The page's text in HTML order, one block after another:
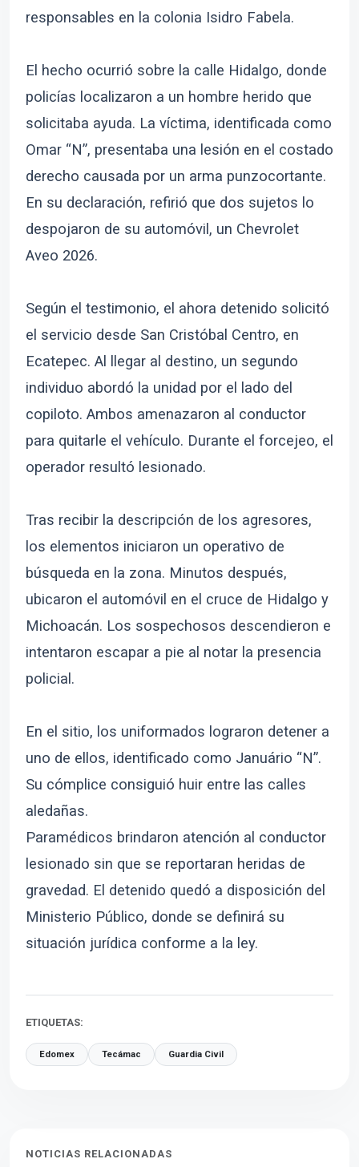
responsables en la colonia Isidro Fabela.
El hecho ocurrió sobre la calle Hidalgo, donde
policías localizaron a un hombre herido que
solicitaba ayuda. La víctima, identificada como
Omar “N”, presentaba una lesión en el costado
derecho causada por un arma punzocortante.
En su declaración, refirió que dos sujetos lo
despojaron de su automóvil, un Chevrolet
Aveo 2026.
Según el testimonio, el ahora detenido solicitó
el servicio desde San Cristóbal Centro, en
Ecatepec. Al llegar al destino, un segundo
individuo abordó la unidad por el lado del
copiloto. Ambos amenazaron al conductor
para quitarle el vehículo. Durante el forcejeo, el
operador resultó lesionado.
Tras recibir la descripción de los agresores,
los elementos iniciaron un operativo de
búsqueda en la zona. Minutos después,
ubicaron el automóvil en el cruce de Hidalgo y
Michoacán. Los sospechosos descendieron e
intentaron escapar a pie al notar la presencia
policial.
En el sitio, los uniformados lograron detener a
uno de ellos, identificado como Januário “N”.
Su cómplice consiguió huir entre las calles
aledañas.
Paramédicos brindaron atención al conductor
lesionado sin que se reportaran heridas de
gravedad. El detenido quedó a disposición del
Ministerio Público, donde se definirá su
situación jurídica conforme a la ley.
ETIQUETAS:
Edomex Tecámac Guardia Civil
NOTICIAS RELACIONADAS